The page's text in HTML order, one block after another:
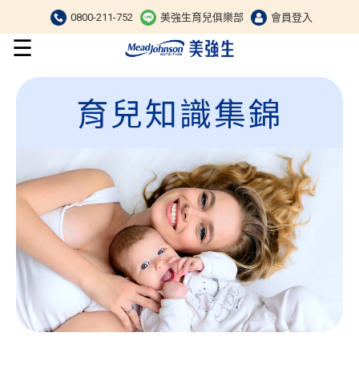
0800-211-752 美強生育兒俱樂部 會員登入
☰
育兒知識集錦